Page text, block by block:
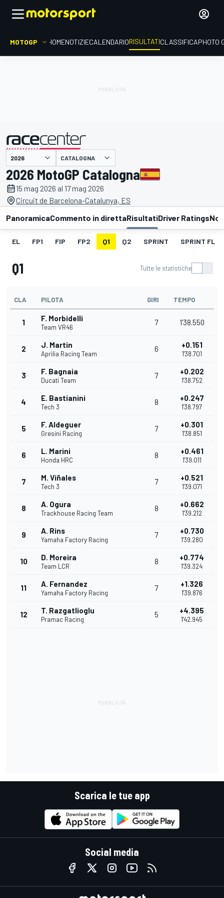
MOTOGP HOMENOTIZIECALENDARIORISULTATICLASSIFICAPHOTO
presentato da CATALOGNA
2026 MotoGP Catalogna
15 mag 2026 al 17 mag 2026
Circuit de Barcelona-Catalunya, ES
PanoramicaCommento in direttaRisultatiDriver Ratings
EL FP1 FIP FP2 Q1 Q2 SPRINT SPRINT FL
Q1 Tutte le statistiche
CLA PILOTA GIRI TEMPO
1 F. Morbidelli
Team VR46
7 1'38.550
2 J. Martin
Aprilia Racing Team
6 +0.151
1'38.701
3 F. Bagnaia
Ducati Team
7 +0.202
1'38.752
4 E. Bastianini
Tech 3
8 +0.247
1'38.797
5 F. Aldeguer
Gresini Racing
7 +0.301
1'38.851
6 L. Marini
Honda HRC
8 +0.461
1'39.011
7 M. Viñales
Tech 3
7 +0.521
1'39.071
8 A. Ogura
Trackhouse Racing Team
8 +0.662
1'39.212
9 A. Rins
Yamaha Factory Racing
7 +0.730
1'39.280
10 D. Moreira
Team LCR
8 +0.774
1'39.324
11 A. Fernandez
Yamaha Factory Racing
7 +1.326
1'39.876
12 T. Razgatlioglu
Pramac Racing
5 +4.395
1'42.945
Scarica le tue app
Social media